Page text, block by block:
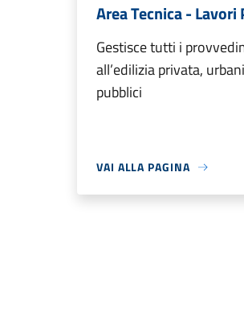
Area Tecnica - Lavori
Gestisce tutti i
all’edilizia privata,
pubblici
VAI ALLA PAGINA